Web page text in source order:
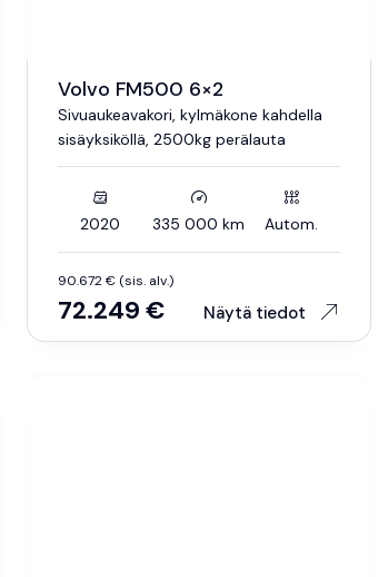
Volvo FM500 6×2
Sivuaukeavakori, kylmäkone kahdella
sisäyksiköllä, 2500kg perälauta
2020 335 000 km Autom.
90.672 € (sis. alv.)
72.249 € Näytä tiedot